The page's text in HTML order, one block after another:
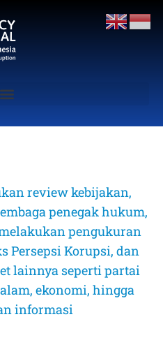
review kebijakan,
penegak hukum,
pengukuran
Persepsi Korupsi, dan
lainnya seperti partai
ekonomi, hingga
informasi